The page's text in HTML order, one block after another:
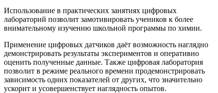
Использование в практических занятиях цифровых
лабораторий позволит замотивировать учеников к более
внимательному изучению школьной программы по химии.
Применение цифровых датчиков даёт возможность наглядно
демонстрировать результаты экспериментов и оперативно
оценить полученные данные. Также цифровая лаборатория
позволит в режиме реального времени продемонстрировать
зависимость одних показателей от других, что значительно
ускорит и усовершенствует наглядность опытов.